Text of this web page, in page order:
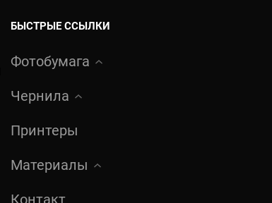
БЫСТРЫЕ ССЫЛКИ
Фотобумага
Чернила
Принтеры
Материалы
Контакт